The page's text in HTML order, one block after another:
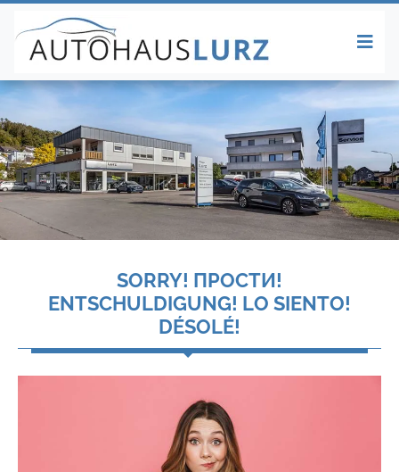
SORRY! ПРОСТИ!
ENTSCHULDIGUNG! LO SIENTO!
DÉSOLÉ!